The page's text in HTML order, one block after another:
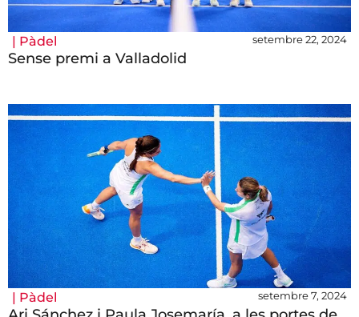
| Pàdel setembre 22, 2024
Sense premi a Valladolid
| Pàdel setembre 7, 2024